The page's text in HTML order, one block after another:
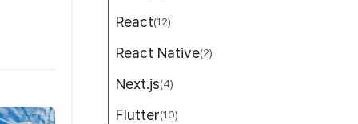
React(12)
React Native(2)
Next.js(4)
Flutter(10)